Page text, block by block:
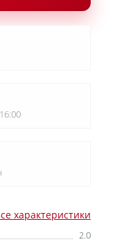
характеристики
2.0